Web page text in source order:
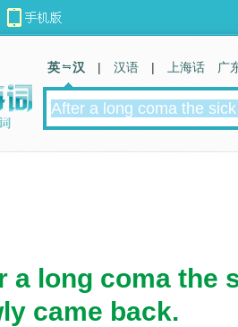
a long coma the
came back.
英 汉 | 汉语 | 上海话 广